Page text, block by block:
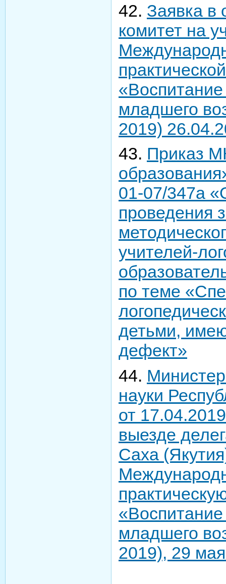
42. Заявка в
комитет на
младшего
2019)
43. Приказ
01-07/347а
проведения
учителей-
по теме
детьми,
дефект»
44.
науки
от
выезде
Саха
младшего
2019), 29